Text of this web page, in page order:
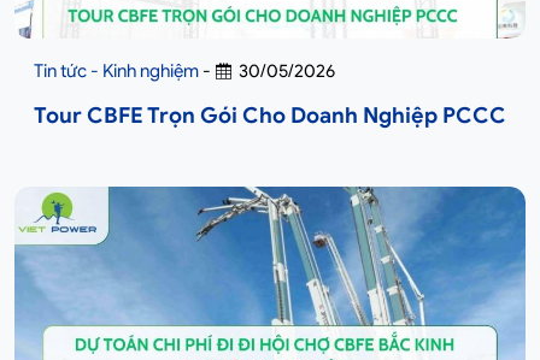
Tin tức - Kinh nghiệm - 30/05/2026
Tour CBFE Trọn Gói Cho Doanh Nghiệp PCCC